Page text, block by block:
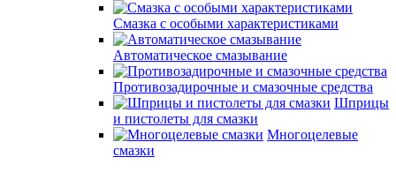
Смазка с особыми характеристиками
Автоматическое смазывание
Противозадирочные и смазочные средства
Шприцы
и пистолеты для смазки
Многоцелевые
смазки